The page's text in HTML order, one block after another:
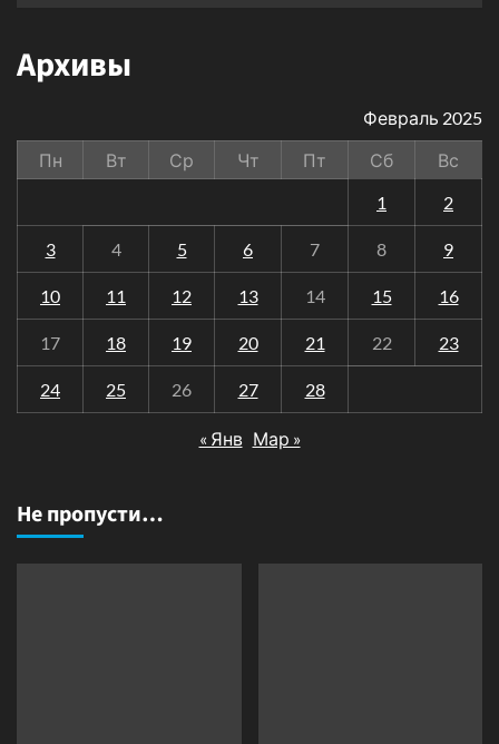
Архивы
Февраль 2025
Пн
Вт Ср Чт Пт Сб
Вс
1
2
3 4 5 6 7 8 9
10 11 12 13 14 15 16
17 18 19 20 21 22 23
24 25 26 27 28
« Янв Мар »
Не пропусти…